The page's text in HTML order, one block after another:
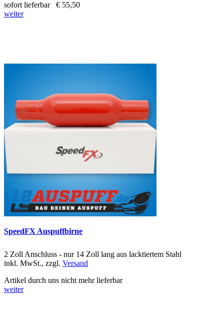
sofort lieferbar
€ 55,50
weiter
SpeedFX Auspuffbirne
2 Zoll Anschluss - nur 14 Zoll lang aus lacktiertem Stahl
inkl. MwSt., zzgl. Versand
Artikel durch uns nicht mehr lieferbar
weiter